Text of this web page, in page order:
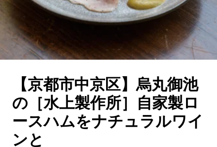
NEW OPEN
SERIES
CULTURE
ABOUT US
Instagram
チケットプレゼント応募
【京都市中京区】烏丸御池
の［水上製作所］自家製ロ
ースハムをナチュラルワイ
ンと